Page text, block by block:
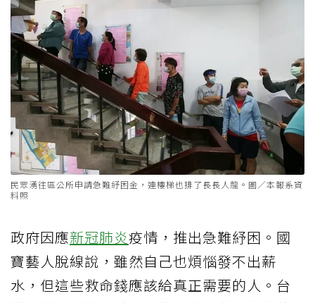
民眾湧往區公所申請急難紓困金，連樓梯也排了長長人龍。圖／本報系資
料照
政府因應新冠肺炎疫情，推出急難紓困。國
寶藝人脫線說，雖然自己也煩惱發不出薪
水，但這些救命錢應該給真正需要的人。台